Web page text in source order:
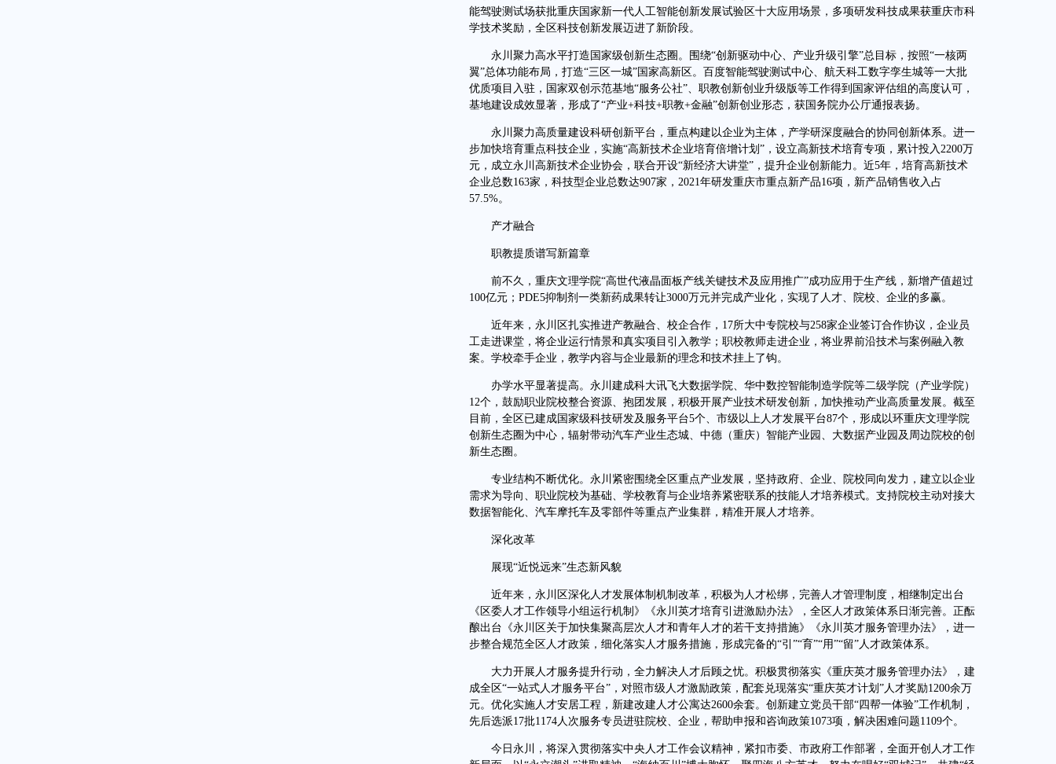
能驾驶测试场获批重庆国家新一代人工智能创新发展试验区十大应用场景，多项研发科技成果获重庆市科
学技术奖励，全区科技创新发展迈进了新阶段。
永川聚力高水平打造国家级创新生态圈。围绕“创新驱动中心、产业升级引擎”总目标，按照“一核两
翼”总体功能布局，打造“三区一城”国家高新区。百度智能驾驶测试中心、航天科工数字孪生城等一大批
优质项目入驻，国家双创示范基地“服务公社”、职教创新创业升级版等工作得到国家评估组的高度认可，
基地建设成效显著，形成了“产业+科技+职教+金融”创新创业形态，获国务院办公厅通报表扬。
永川聚力高质量建设科研创新平台，重点构建以企业为主体，产学研深度融合的协同创新体系。进一
步加快培育重点科技企业，实施“高新技术企业培育倍增计划”，设立高新技术培育专项，累计投入2200万
元，成立永川高新技术企业协会，联合开设“新经济大讲堂”，提升企业创新能力。近5年，培育高新技术
企业总数163家，科技型企业总数达907家，2021年研发重庆市重点新产品16项，新产品销售收入占
57.5%。
产才融合
职教提质谱写新篇章
前不久，重庆文理学院“高世代液晶面板产线关键技术及应用推广”成功应用于生产线，新增产值超过
100亿元；PDE5抑制剂一类新药成果转让3000万元并完成产业化，实现了人才、院校、企业的多赢。
近年来，永川区扎实推进产教融合、校企合作，17所大中专院校与258家企业签订合作协议，企业员
工走进课堂，将企业运行情景和真实项目引入教学；职校教师走进企业，将业界前沿技术与案例融入教
案。学校牵手企业，教学内容与企业最新的理念和技术挂上了钩。
办学水平显著提高。永川建成科大讯飞大数据学院、华中数控智能制造学院等二级学院（产业学院）
12个，鼓励职业院校整合资源、抱团发展，积极开展产业技术研发创新，加快推动产业高质量发展。截至
目前，全区已建成国家级科技研发及服务平台5个、市级以上人才发展平台87个，形成以环重庆文理学院
创新生态圈为中心，辐射带动汽车产业生态城、中德（重庆）智能产业园、大数据产业园及周边院校的创
新生态圈。
专业结构不断优化。永川紧密围绕全区重点产业发展，坚持政府、企业、院校同向发力，建立以企业
需求为导向、职业院校为基础、学校教育与企业培养紧密联系的技能人才培养模式。支持院校主动对接大
数据智能化、汽车摩托车及零部件等重点产业集群，精准开展人才培养。
深化改革
展现“近悦远来”生态新风貌
近年来，永川区深化人才发展体制机制改革，积极为人才松绑，完善人才管理制度，相继制定出台
《区委人才工作领导小组运行机制》《永川英才培育引进激励办法》，全区人才政策体系日渐完善。正酝
酿出台《永川区关于加快集聚高层次人才和青年人才的若干支持措施》《永川英才服务管理办法》，进一
步整合规范全区人才政策，细化落实人才服务措施，形成完备的“引”“育”“用”“留”人才政策体系。
大力开展人才服务提升行动，全力解决人才后顾之忧。积极贯彻落实《重庆英才服务管理办法》，建
成全区“一站式人才服务平台”，对照市级人才激励政策，配套兑现落实“重庆英才计划”人才奖励1200余万
元。优化实施人才安居工程，新建改建人才公寓达2600余套。创新建立党员干部“四帮一体验”工作机制，
先后选派17批1174人次服务专员进驻院校、企业，帮助申报和咨询政策1073项，解决困难问题1109个。
今日永川，将深入贯彻落实中央人才工作会议精神，紧扣市委、市政府工作部署，全面开创人才工作